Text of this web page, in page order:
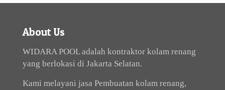
About Us
WIDARA POOL adalah kontraktor kolam renang
yang berlokasi di Jakarta Selatan.
Kami melayani jasa Pembuatan kolam renang,